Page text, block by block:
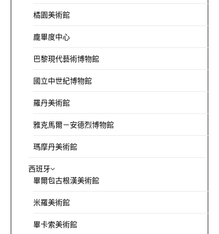
橘園美術館
龐畢度中心
巴黎現代藝術博物館
國立中世紀博物館
羅丹美術館
雅克馬爾－安德烈博物館
瑪摩丹美術館
西班牙
畢爾包古根漢美術館
米羅美術館
畢卡索美術館